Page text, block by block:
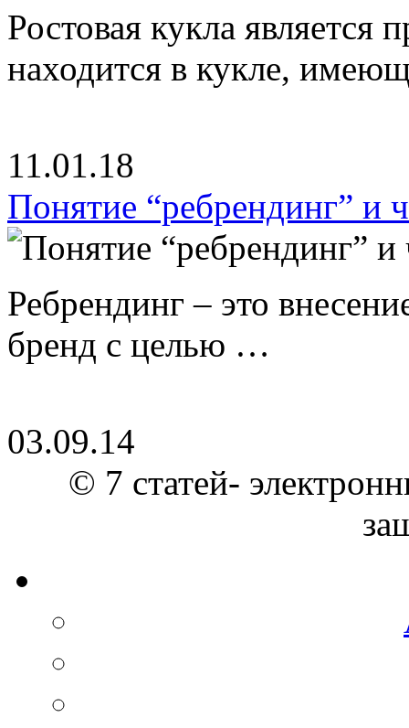
Ростовая кукла является
находится в кукле,
11.01.18
Понятие “ребрендинг” и
Ребрендинг – это
бренд с целью …
03.09.14
© 7 статей-